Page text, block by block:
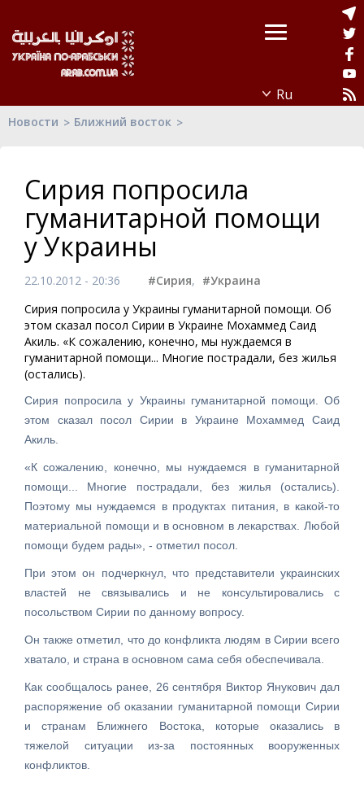
Новости Ближний восток
Сирия попросила
гуманитарной помощи
у Украины
22.10.2012 - 20:36 #Сирия, #Украина
Сирия попросила у Украины гуманитарной помощи. Об
этом сказал посол Сирии в Украине Мохаммед Саид
Акиль. «К сожалению, конечно, мы нуждаемся в
гуманитарной помощи... Многие пострадали, без жилья
(остались).
Сирия попросила у Украины гуманитарной помощи. Об
этом сказал посол Сирии в Украине Мохаммед Саид
Акиль.
«К сожалению, конечно, мы нуждаемся в гуманитарной
помощи... Многие пострадали, без жилья (остались).
Поэтому мы нуждаемся в продуктах питания, в какой-то
материальной помощи и в основном в лекарствах. Любой
помощи будем рады», - отметил посол.
При этом он подчеркнул, что представители украинских
властей не связывались и не консультировались с
посольством Сирии по данному вопросу.
Он также отметил, что до конфликта людям в Сирии всего
хватало, и страна в основном сама себя обеспечивала.
Как сообщалось ранее, 26 сентября Виктор Янукович дал
распоряжение об оказании гуманитарной помощи Сирии
и странам Ближнего Востока, которые оказались в
тяжелой ситуации из-за постоянных вооруженных
конфликтов.